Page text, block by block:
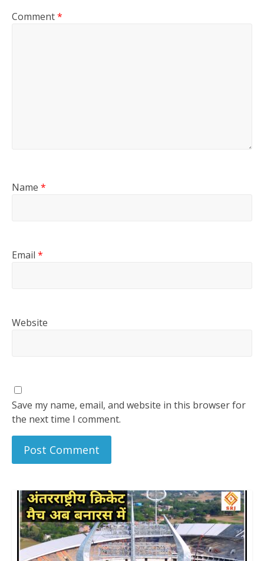
Comment*
Name *
Email *
Website
Save my name, email, and website in this browser for
the next time I comment.